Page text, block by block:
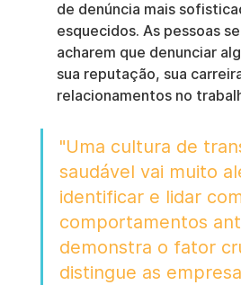
de denúncia mais
esquecidos. As pessoas
acharem que denunciar
sua reputação, sua
relacionamentos no
"Uma cultura de
saudável vai muito
identificar e lidar
comportamentos
demonstra o fator
distingue as